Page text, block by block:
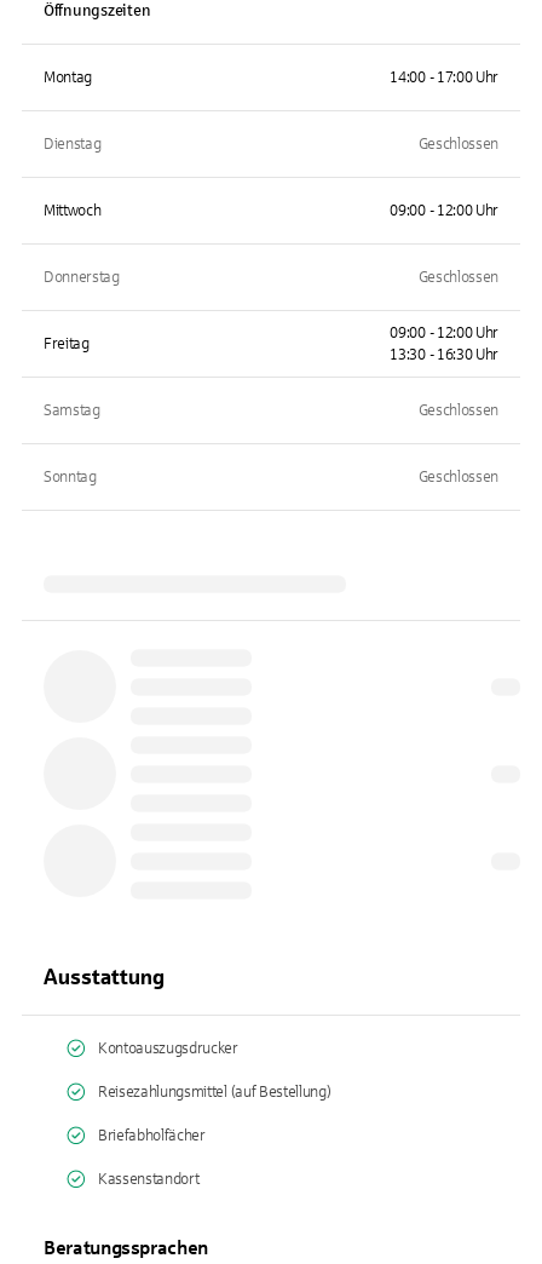
Öffnungszeiten
Montag 14:00 - 17:00 Uhr
Dienstag Geschlossen
Mittwoch 09:00 - 12:00 Uhr
Donnerstag Geschlossen
Freitag
09:00 - 12:00 Uhr
13:30 - 16:30 Uhr
Samstag Geschlossen
Sonntag Geschlossen
Ausstattung
Kontoauszugsdrucker
Reisezahlungsmittel (auf Bestellung)
Briefabholfächer
Kassenstandort
Beratungssprachen